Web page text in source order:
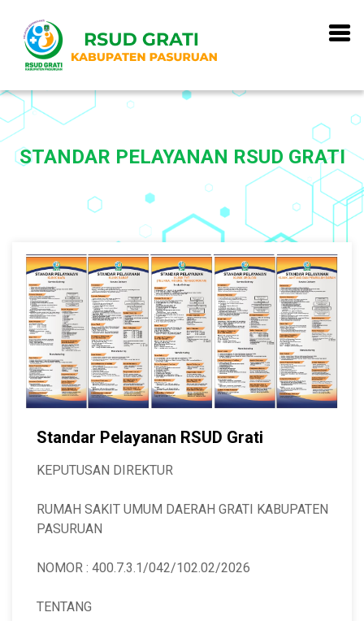
STANDAR PELAYANAN RSUD GRATI
Standar Pelayanan RSUD Grati
KEPUTUSAN DIREKTUR
RUMAH SAKIT UMUM DAERAH GRATI KABUPATEN
PASURUAN
NOMOR : 400.7.3.1/042/102.02/2026
TENTANG